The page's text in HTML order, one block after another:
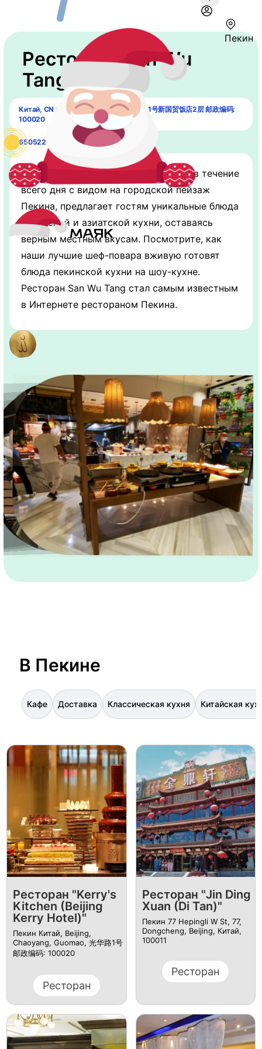
Пекин
Ресторан "San Wu
Tang"
Китай, CN 北京市 朝阳区 建国门外大街 1 1号新国贸饭店2层 邮政编码:
100020
65052277
Ресторан San Wu Tang, работающий в течение
всего дня с видом на городской пейзаж
Пекина, предлагает гостям уникальные блюда
пекинской и азиатской кухни, оставаясь
верным местным вкусам. Посмотрите, как
наши лучшие шеф-повара вживую готовят
блюда пекинской кухни на шоу-кухне.
Ресторан San Wu Tang стал самым известным
в Интернете рестораном Пекина.
В Пекине
Кафе Доставка Классическая кухня Китайская
Ресторан "Kerry's
Kitchen (Beijing
Kerry Hotel)"
Пекин Китай, Beijing,
Chaoyang, Guomao, 光华路1号
邮政编码: 100020
Ресторан
Ресторан "Jin Ding
Xuan (Di Tan)"
Пекин 77 Hepingli W St, 77,
Dongcheng, Beijing, Китай,
100011
Ресторан